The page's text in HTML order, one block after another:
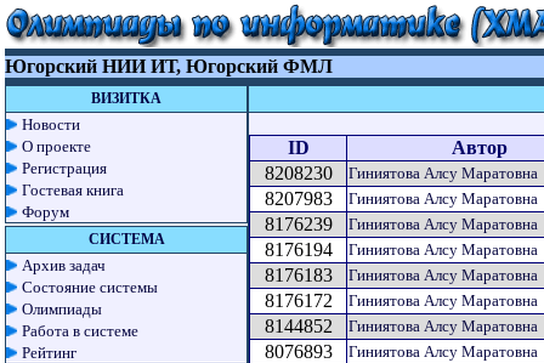
Югорский НИИ ИТ, Югорский ФМЛ
ВИЗИТКА
Новости
О проекте
Регистрация
Гостевая книга
Форум
СИСТЕМА
Архив задач
Состояние системы
Олимпиады
Работа в системе
Рейтинг
ID
Автор
8208230
Гиниятова Алсу Маратовна
8207983 Гиниятова Алсу Маратовна
8176239 Гиниятова Алсу Маратовна
8176194 Гиниятова Алсу Маратовна
8176183 Гиниятова Алсу Маратовна
8176172 Гиниятова Алсу Маратовна
8144852 Гиниятова Алсу Маратовна
8076893 Гиниятова Алсу Маратовна